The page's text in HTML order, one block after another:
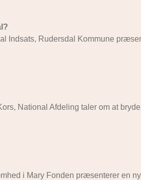
Indsats, Rudersdal Kommune
National Afdeling taler om at
i Mary Fonden præsenterer en